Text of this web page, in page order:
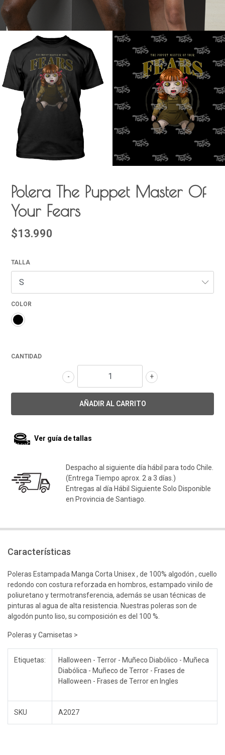
Polera The Puppet Master Of
Your Fears
$13.990
TALLA
COLOR
CANTIDAD
+
-
Ver guía de tallas
Despacho al siguiente día hábil para todo Chile.
(Entrega Tiempo aprox. 2 a 3 días.)
Entregas al día Hábil Siguiente Solo Disponible
en Provincia de Santiago.
Características
Poleras Estampada Manga Corta Unisex , de 100% algodón , cuello
redondo con costura reforzada en hombros, estampado vinilo de
poliuretano y termotransferencia, además se usan técnicas de
pinturas al agua de alta resistencia. Nuestras poleras son de
algodón punto liso, su composición es del 100 %.
Poleras y Camisetas >
Etiquetas:
Halloween - Terror - Muñeco Diabólico - Muñeca
Diabólica - Muñeco de Terror - Frases de
Halloween - Frases de Terror en Ingles
SKU A2027